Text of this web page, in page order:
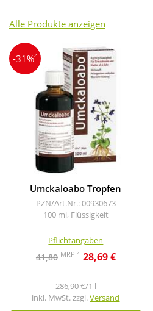
Alle Produkte anzeigen
-31%4
Umckaloabo Tropfen
PZN/Art.Nr.: 00930673
100 ml, Flüssigkeit
Pflichtangaben
41,80 MRP 2 28,69 €
286,90 €/1 l
inkl. MwSt. zzgl.Versand